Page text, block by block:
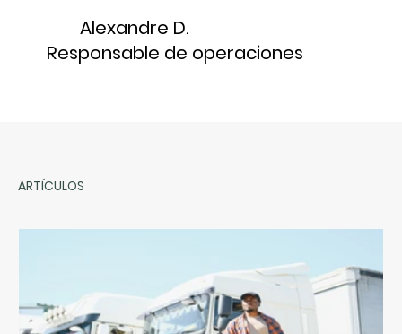
Alexandre D.
Responsable de operaciones
ARTÍCULOS